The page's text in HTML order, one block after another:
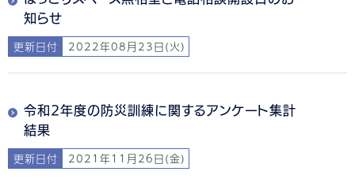
知らせ
更新日付 2022年08月23日(火)
令和2年度の防災訓練に関するアンケート集計
結果
更新日付 2021年11月26日(金)